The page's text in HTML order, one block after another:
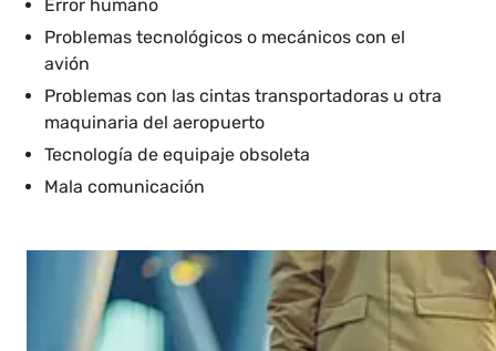
Error humano
Problemas tecnológicos o mecánicos con el
avión
Problemas con las cintas transportadoras u otra
maquinaria del aeropuerto
Tecnología de equipaje obsoleta
Mala comunicación